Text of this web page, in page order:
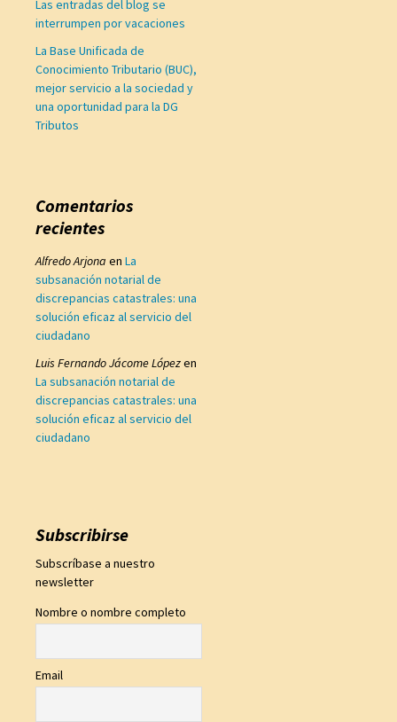
Las entradas del blog se
interrumpen por vacaciones
La Base Unificada de
Conocimiento Tributario (BUC),
mejor servicio a la sociedad y
una oportunidad para la DG
Tributos
Comentarios
recientes
Alfredo Arjona en La
subsanación notarial de
discrepancias catastrales: una
solución eficaz al servicio del
ciudadano
Luis Fernando Jácome Lópezen
La subsanación notarial de
discrepancias catastrales: una
solución eficaz al servicio del
ciudadano
Subscribirse
Subscríbase a nuestro
newsletter
Nombre o nombre completo
Email